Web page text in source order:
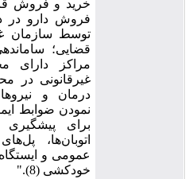
خرید و فروش
فروش دارو در
توسط سازمان
قضایی؛
مراکز دارای
غیرقانونی در
درمان و
نمودن ضوابط
برای پیشگیری
اتوبان‌ها،
عمومی و ایستگاه
خودکشی (8).
"